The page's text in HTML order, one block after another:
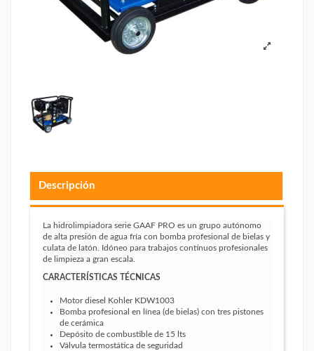
Descripción
La hidrolimpiadora serie GAAF PRO es un grupo autónomo
de alta presión de agua fría con bomba profesional de bielas y
culata de latón. Idóneo para trabajos contínuos profesionales
de limpieza a gran escala.
CARACTERÍSTICAS TÉCNICAS
Motor diesel Kohler KDW1003
Bomba profesional en línea (de bielas) con tres pistones
de cerámica
Depósito de combustible de 15 lts
Válvula termostática de seguridad